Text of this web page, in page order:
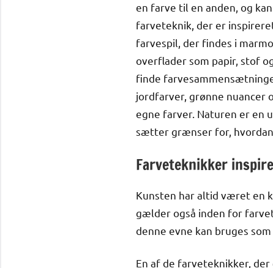
en farve til en anden, og
farveteknik, der er
farvespil, der findes i
overflader som papir, stof
finde
jordfarver, grønne nuancer
egne farver. Naturen er en
sætter grænser for, hvordan
Farveteknikker
Kunsten har altid været en
gælder også inden for
denne evne kan bruges
En af de farveteknikker,